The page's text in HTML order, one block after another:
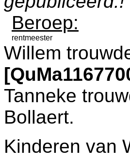
Beroep:
rentmeester
Willem
Tanneke
Bollaert.
Kinderen van